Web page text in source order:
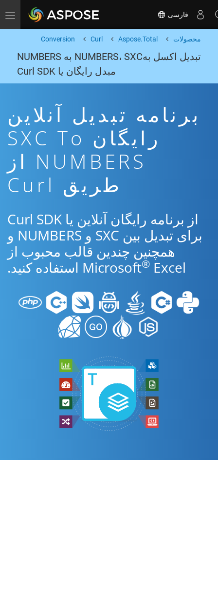
Toggle navigation فارسی
محصولات Aspose.Total
Curl
Conversion
تبدیل اکسل بهNUMBERS، SXC به NUMBERS
مبدل رایگان یا Curl SDK
برنامه تبدیل آنلاین
رایگان SXC To
NUMBERS از
طریق Curl
از برنامه رایگان آنلاین یا Curl SDK
برای تبدیل بین SXC و NUMBERS و
همچنین چندین قالب محبوب از
Microsoft® Excel استفاده کنید.